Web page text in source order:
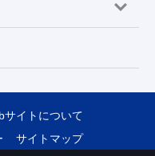
サイトについて
サイトマップ